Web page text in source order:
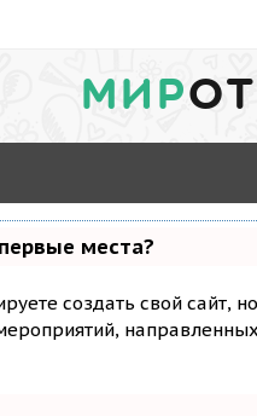
МИР
места?
создать свой сайт,